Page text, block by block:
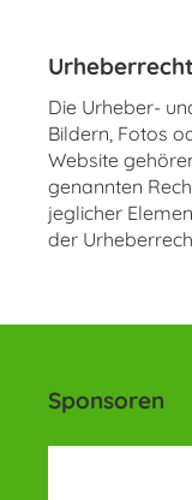
Die Urheber-
Bildern, Fotos
Website
genannten
jeglicher
der
Sponsoren